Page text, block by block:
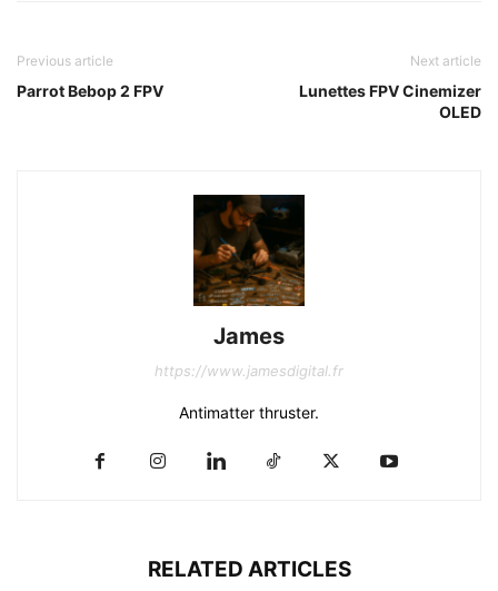
Previous article
Parrot Bebop 2 FPV
Next article
Lunettes FPV Cinemizer
OLED
James
https://www.jamesdigital.fr
Antimatter thruster.
RELATED ARTICLES